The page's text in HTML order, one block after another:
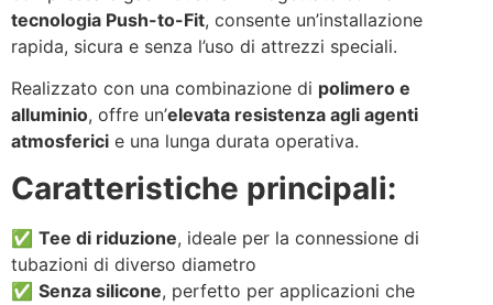
tecnologia Push-to-Fit, consente un’installazione
rapida, sicura e senza l’uso di attrezzi speciali.
Realizzato con una combinazione di polimero e
alluminio, offre un’elevata resistenza agli agenti
atmosferici e una lunga durata operativa.
Caratteristiche principali:
✅ Tee di riduzione, ideale per la connessione di
tubazioni di diverso diametro
✅ Senza silicone, perfetto per applicazioni che